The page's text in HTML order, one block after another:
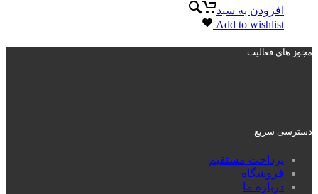
افزودن به سبد
Add to wishlist
مجوز های فعالیت
دسترسی سریع
پرداخت مستقیم
فروشگاه
درباره ما